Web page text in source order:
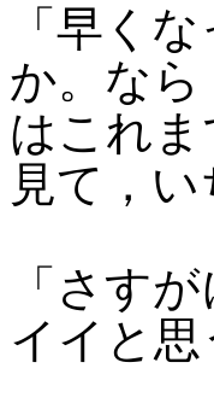
「早く
か。な
はこれ
見て，
「さす
イイと思